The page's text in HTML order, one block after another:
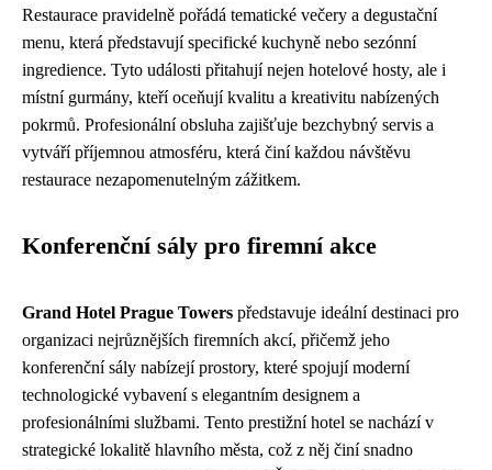
Restaurace pravidelně pořádá tematické večery a degustační
menu, která představují specifické kuchyně nebo sezónní
ingredience. Tyto události přitahují nejen hotelové hosty, ale i
místní gurmány, kteří oceňují kvalitu a kreativitu nabízených
pokrmů. Profesionální obsluha zajišťuje bezchybný servis a
vytváří příjemnou atmosféru, která činí každou návštěvu
restaurace nezapomenutelným zážitkem.
Konferenční sály pro firemní akce
Grand Hotel Prague Towers představuje ideální destinaci pro
organizaci nejrůznějších firemních akcí, přičemž jeho
konferenční sály nabízejí prostory, které spojují moderní
technologické vybavení s elegantním designem a
profesionálními službami. Tento prestižní hotel se nachází v
strategické lokalitě hlavního města, což z něj činí snadno